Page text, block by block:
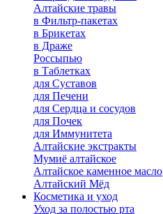
Алтайские травы
в Фильтр-пакетах
в Брикетах
в Драже
Россыпью
в Таблетках
для Cуставов
для Печени
для Сердца и сосудов
для Почек
для Иммунитета
Алтайские экстракты
Мумиё алтайское
Алтайское каменное масло
Алтайский Мёд
Косметика и уход
Уход за полостью рта